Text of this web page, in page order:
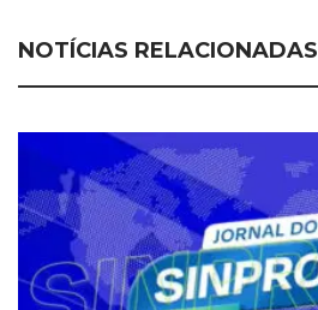
NOTÍCIAS RELACIONADAS